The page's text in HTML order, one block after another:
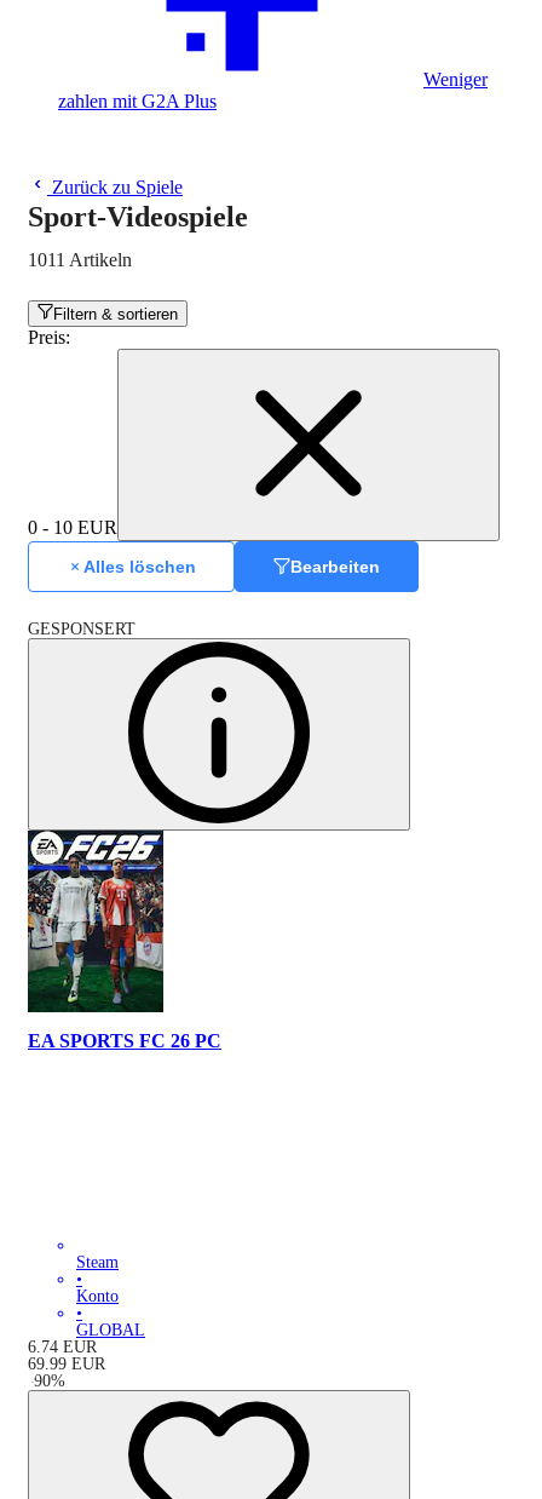
Weniger
zahlen mit G2A Plus
Zurück zu Spiele
Sport-Videospiele
1011 Artikeln
Filtern & sortieren
Preis:
0 - 10 EUR
Alles löschen Bearbeiten
GESPONSERT
EA SPORTS FC 26 PC
Steam
•
Konto
•
GLOBAL
6.74 EUR
69.99 EUR
-90%